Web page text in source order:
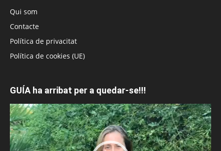
Qui som
Contacte
Política de privacitat
Política de cookies (UE)
GUÍA ha arribat per a quedar-se!!!
Reproductor
de
vídeo